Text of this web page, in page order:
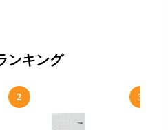
ンキング
2 3